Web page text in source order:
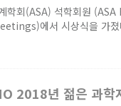
학회(ASA) 석학회원
에서 시상식을 가졌
2018년 젊은 과학